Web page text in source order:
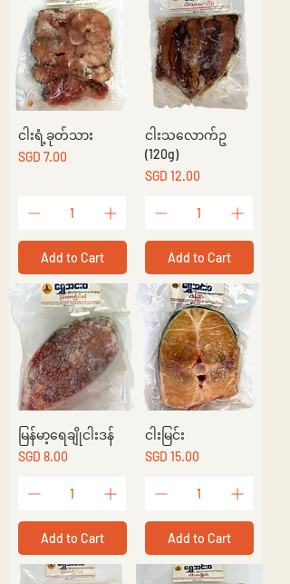
ငါးရံ့ခုတ်သား
Price
SGD 7.00
Add to Cart
ငါးသလောက်ဥ
(120g)
Price
SGD 12.00
Add to Cart
မြန်မာ့ရေချိုငါးဒန်
Price
SGD 8.00
Add to Cart
ငါးမြင်း
Price
SGD 15.00
Add to Cart